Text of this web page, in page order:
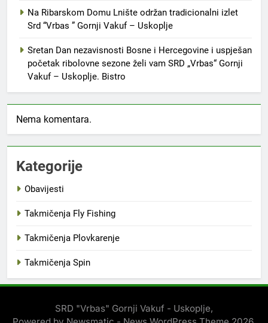
Na Ribarskom Domu Lnište održan tradicionalni izlet
Srd “Vrbas ” Gornji Vakuf – Uskoplje
Sretan Dan nezavisnosti Bosne i Hercegovine i uspješan
početak ribolovne sezone želi vam SRD „Vrbas“ Gornji
Vakuf – Uskoplje. Bistro
Nema komentara.
Kategorije
Obavijesti
Takmičenja Fly Fishing
Takmičenja Plovkarenje
Takmičenja Spin
SRD "Vrbas" Gornji Vakuf - Uskoplje,